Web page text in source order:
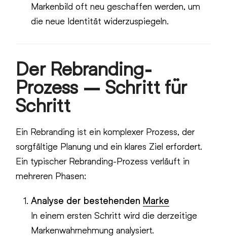
Markenbild oft neu geschaffen werden, um
die neue Identität widerzuspiegeln.
Der Rebranding-
Prozess – Schritt für
Schritt
Ein Rebranding ist ein komplexer Prozess, der
sorgfältige Planung und ein klares Ziel erfordert.
Ein typischer Rebranding-Prozess verläuft in
mehreren Phasen:
Analyse der bestehenden Marke
In einem ersten Schritt wird die derzeitige
Markenwahrnehmung analysiert.